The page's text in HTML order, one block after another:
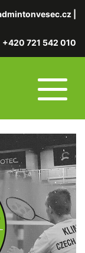
+420 721 542 010